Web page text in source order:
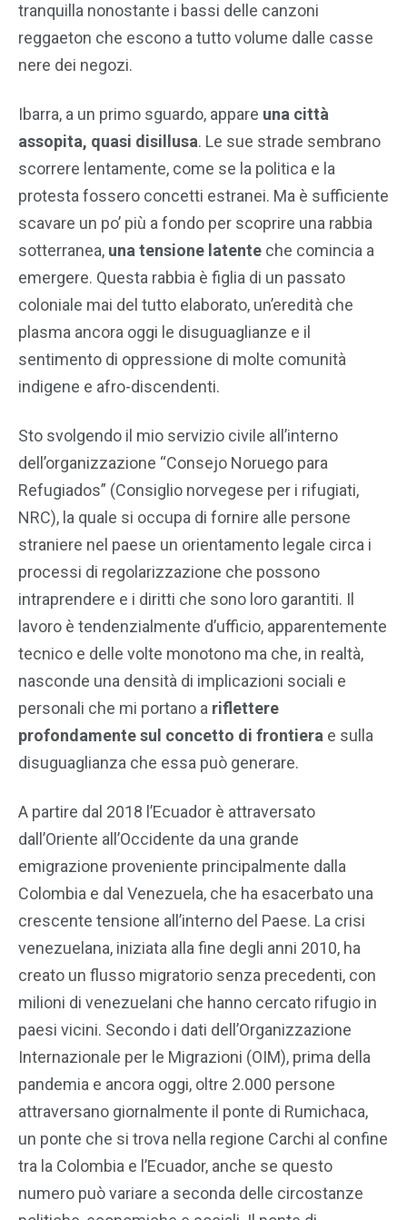
tranquilla nonostante i bassi delle canzoni
reggaeton che escono a tutto volume dalle casse
nere dei negozi.
Ibarra, a un primo sguardo, appare una città
assopita, quasi disillusa. Le sue strade sembrano
scorrere lentamente, come se la politica e la
protesta fossero concetti estranei. Ma è sufficiente
scavare un po’ più a fondo per scoprire una rabbia
sotterranea, una tensione latente che comincia a
emergere. Questa rabbia è figlia di un passato
coloniale mai del tutto elaborato, un’eredità che
plasma ancora oggi le disuguaglianze e il
sentimento di oppressione di molte comunità
indigene e afro-discendenti.
Sto svolgendo il mio servizio civile all’interno
dell’organizzazione “Consejo Noruego para
Refugiados” (Consiglio norvegese per i rifugiati,
NRC), la quale si occupa di fornire alle persone
straniere nel paese un orientamento legale circa i
processi di regolarizzazione che possono
intraprendere e i diritti che sono loro garantiti. Il
lavoro è tendenzialmente d’ufficio, apparentemente
tecnico e delle volte monotono ma che, in realtà,
nasconde una densità di implicazioni sociali e
personali che mi portano a riflettere
profondamente sul concetto di frontiera e sulla
disuguaglianza che essa può generare.
A partire dal 2018 l’Ecuador è attraversato
dall’Oriente all’Occidente da una grande
emigrazione proveniente principalmente dalla
Colombia e dal Venezuela, che ha esacerbato una
crescente tensione all’interno del Paese. La crisi
venezuelana, iniziata alla fine degli anni 2010, ha
creato un flusso migratorio senza precedenti, con
milioni di venezuelani che hanno cercato rifugio in
paesi vicini. Secondo i dati dell’Organizzazione
Internazionale per le Migrazioni (OIM), prima della
pandemia e ancora oggi, oltre 2.000 persone
attraversano giornalmente il ponte di Rumichaca,
un ponte che si trova nella regione Carchi al confine
tra la Colombia e l’Ecuador, anche se questo
numero può variare a seconda delle circostanze